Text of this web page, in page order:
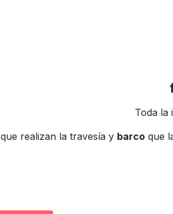
Toda la
que realizan la travesía y barco que